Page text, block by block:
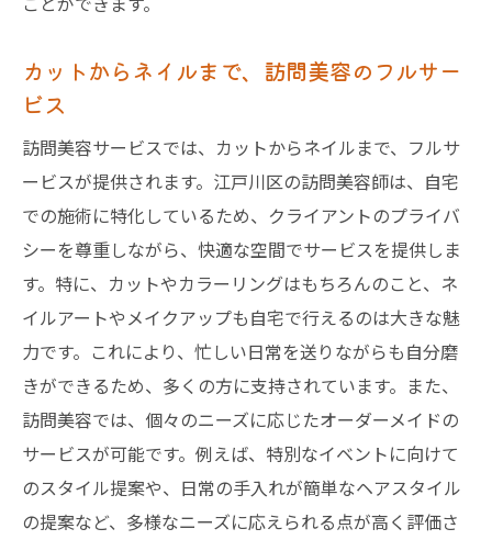
カットからネイルまで、訪問美容のフルサー
ビス
訪問美容サービスでは、カットからネイルまで、フルサ
ービスが提供されます。江戸川区の訪問美容師は、自宅
での施術に特化しているため、クライアントのプライバ
シーを尊重しながら、快適な空間でサービスを提供しま
す。特に、カットやカラーリングはもちろんのこと、ネ
イルアートやメイクアップも自宅で行えるのは大きな魅
力です。これにより、忙しい日常を送りながらも自分磨
きができるため、多くの方に支持されています。また、
訪問美容では、個々のニーズに応じたオーダーメイドの
サービスが可能です。例えば、特別なイベントに向けて
のスタイル提案や、日常の手入れが簡単なヘアスタイル
の提案など、多様なニーズに応えられる点が高く評価さ